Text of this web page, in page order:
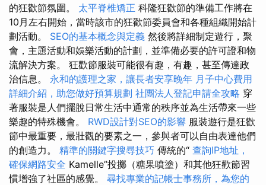
的狂歡節氛圍。 太平脊椎矯正 科隆狂歡節的準備工作將在
10月左右開始，當時該市的狂歡節委員會和各種組織開始計
劃活動。 SEO的基本概念與定義 然後將詳細制定遊行，聚
會，主題活動和娛樂活動的計劃，並準備必要的許可證和物
流解決方案。 狂歡節服裝可能很有趣，有趣，甚至傳達政
治信息。 永和的護理之家，讓長者安享晚年 月子中心費用
詳細介紹，助您做好預算規劃 社團法人登記申請全攻略 穿
著服裝是人們擺脫日常生活中通常的秩序並為生活帶來一些
樂趣的特殊機會。 RWD設計對SEO的影響 服裝遊行是狂歡
節中最重要，最壯觀的要素之一，參與者可以自由表達他們
的創造力。 精準的關鍵字搜尋技巧 傳統的“ 查詢IP地址，
確保網路安全 Kamelle”投擲（糖果噴塗）和其他狂歡節習
慣增強了社區的感覺。 尋找專業的記帳士事務所，為您的